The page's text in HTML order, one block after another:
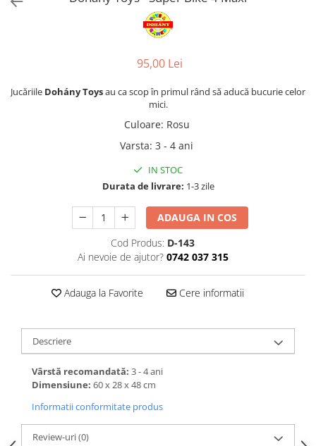
95,00 Lei
Jucăriile Dohány Toysau ca scop în primul rând să aducă bucurie celor
mici.
Culoare: Rosu
Varsta: 3 - 4 ani
IN STOC
Durata de livrare: 1-3 zile
ADAUGA IN COS
Cod Produs: D-143
Ai nevoie de ajutor? 0742 037 315
Adauga la Favorite Cere informatii
Descriere
Vârstă recomandată: 3 - 4 ani
Dimensiune: 60 x 28 x 48 cm
Informatii conformitate produs
Review-uri(0)